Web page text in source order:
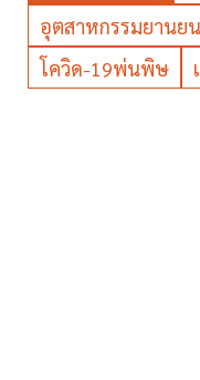
อุตสาหกรรมยานย
โควิด-19พ่นพิษ